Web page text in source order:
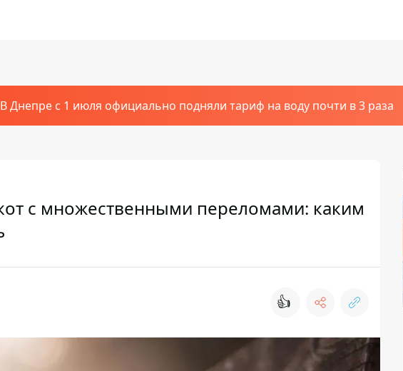
В Днепре с 1 июля официально подняли тариф на воду почти в 3 раза
с множественными переломами: каким
👍